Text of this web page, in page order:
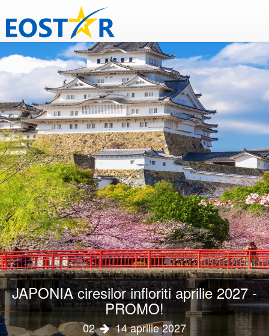
JAPONIA ciresilor infloriti aprilie 2027 -
PROMO!
02 14 aprilie 2027